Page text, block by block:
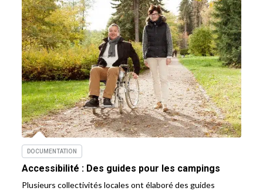
DOCUMENTATION
Accessibilité : Des guides pour les campings
Plusieurs collectivités locales ont élaboré des guides